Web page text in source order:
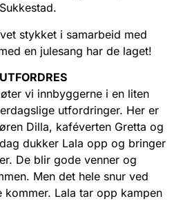
stykket i samarbeid med
en julesang har de laget!
vi innbyggerne i en liten
utfordringer. Her er
Dilla, kaféverten Gretta og
dukker Lala opp og bringer
De blir gode venner og
Men det hele snur ved
kommer. Lala tar opp kampen